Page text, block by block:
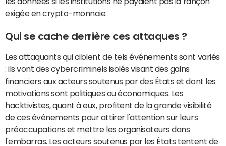
exigée en crypto-monnaie.
Qui se cache derrière ces attaques ?
Les attaquants qui ciblent de tels événements sont variés
: ils vont des cybercriminels isolés visant des gains
financiers aux acteurs soutenus par des États et dont les
motivations sont politiques ou économiques. Les
hacktivistes, quant à eux, profitent de la grande visibilité
de ces événements pour attirer l'attention sur leurs
préoccupations et mettre les organisateurs dans
l'embarras. Les acteurs soutenus par les États tentent de